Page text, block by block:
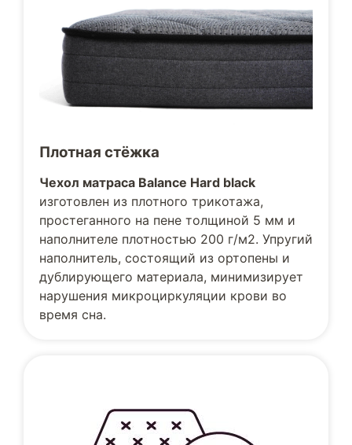
Плотная стёжка
Чехол матраса Balance Hard black
изготовлен из плотного трикотажа,
простеганного на пене толщиной 5 мм и
наполнителе плотностью 200 г/м2. Упругий
наполнитель, состоящий из ортопены и
дублирующего материала, минимизирует
нарушения микроциркуляции крови во
время сна.